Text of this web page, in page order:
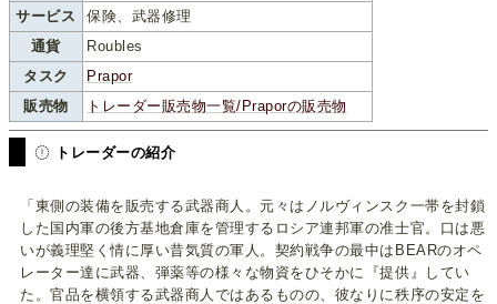
サービス
保険、武器修理
通貨
Roubles
タスク
Prapor
販売物
トレーダー販売物一覧/Praporの販売物
トレーダーの紹介
「東側の装備を販売する武器商人。元々はノルヴィンスク一帯を封鎖
した国内軍の後方基地倉庫を管理するロシア連邦軍の准士官。口は悪
いが義理堅く情に厚い昔気質の軍人。契約戦争の最中はBEARのオペ
レーター達に武器、弾薬等の様々な物資をひそかに『提供』してい
た。官品を横領する武器商人ではあるものの、彼なりに秩序の安定を